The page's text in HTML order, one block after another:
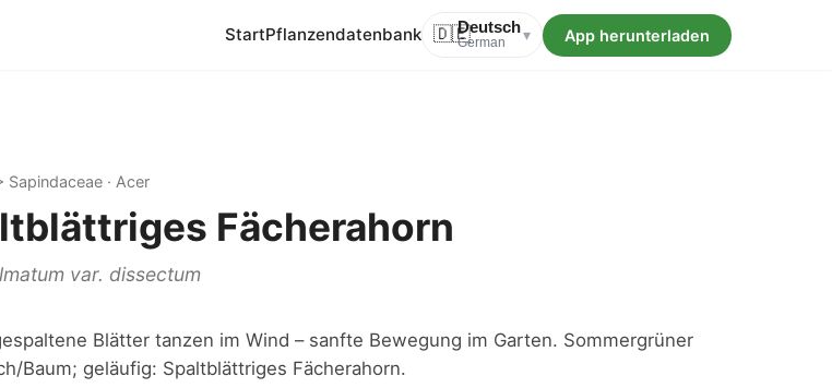
StartPflanzendatenbank 🇩🇪Deutsch
German ▾ App herunterladen
Sapindaceae · Acer
Fächerahorn
var. dissectum
Blätter tanzen im Wind – sanfte Bewegung im Garten. Sommergrüner
Baum; geläufig: Spaltblättriges Fächerahorn.